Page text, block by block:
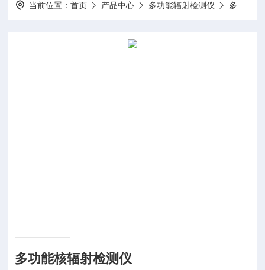
当前位置：首页 产品中心 多功能辐射检测仪 多功能射线检测仪
多功能核辐射检测仪